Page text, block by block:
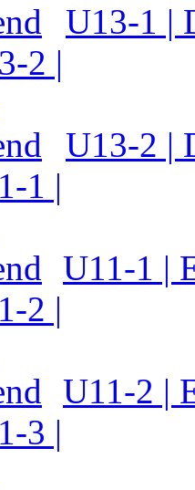
U13-1 |
U13-2 |
U11-1 |
U11-2 |